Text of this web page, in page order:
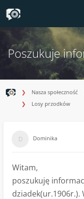
Poszukuje
Nasza społeczność
Losy przodków
Dominika
Witam,
poszukuję
dziadek(ur.1906r.).